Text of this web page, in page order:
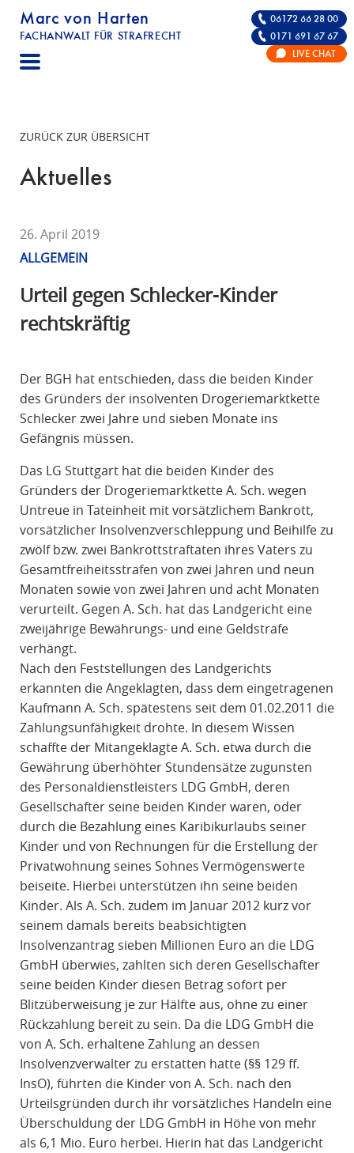
Marc von Harten
FACHANWALT FÜR STRAFRECHT
STRAFRECHT | RECHTSANWALT FÜR DIE
06172 66 28 00
0171 691 67 67
LIVE CHAT
ZURÜCK ZUR ÜBERSICHT
Aktuelles
26. April 2019
ALLGEMEIN
Urteil gegen Schlecker-Kinder
rechtskräftig
Der BGH hat entschieden, dass die beiden Kinder
des Gründers der insolventen Drogeriemarktkette
Schlecker zwei Jahre und sieben Monate ins
Gefängnis müssen.
Das LG Stuttgart hat die beiden Kinder des
Gründers der Drogeriemarktkette A. Sch. wegen
Untreue in Tateinheit mit vorsätzlichem Bankrott,
vorsätzlicher Insolvenzverschleppung und Beihilfe zu
zwölf bzw. zwei Bankrottstraftaten ihres Vaters zu
Gesamtfreiheitsstrafen von zwei Jahren und neun
Monaten sowie von zwei Jahren und acht Monaten
verurteilt. Gegen A. Sch. hat das Landgericht eine
zweijährige Bewährungs- und eine Geldstrafe
verhängt.
Nach den Feststellungen des Landgerichts
erkannten die Angeklagten, dass dem eingetragenen
Kaufmann A. Sch. spätestens seit dem 01.02.2011 die
Zahlungsunfähigkeit drohte. In diesem Wissen
schaffte der Mitangeklagte A. Sch. etwa durch die
Gewährung überhöhter Stundensätze zugunsten
des Personaldienstleisters LDG GmbH, deren
Gesellschafter seine beiden Kinder waren, oder
durch die Bezahlung eines Karibikurlaubs seiner
Kinder und von Rechnungen für die Erstellung der
Privatwohnung seines Sohnes Vermögenswerte
beiseite. Hierbei unterstützen ihn seine beiden
Kinder. Als A. Sch. zudem im Januar 2012 kurz vor
seinem damals bereits beabsichtigten
Insolvenzantrag sieben Millionen Euro an die LDG
GmbH überwies, zahlten sich deren Gesellschafter
seine beiden Kinder diesen Betrag sofort per
Blitzüberweisung je zur Hälfte aus, ohne zu einer
Rückzahlung bereit zu sein. Da die LDG GmbH die
von A. Sch. erhaltene Zahlung an dessen
Insolvenzverwalter zu erstatten hatte (§§ 129 ff.
InsO), führten die Kinder von A. Sch. nach den
Urteilsgründen durch ihr vorsätzliches Handeln eine
Überschuldung der LDG GmbH in Höhe von mehr
als 6,1 Mio. Euro herbei. Hierin hat das Landgericht